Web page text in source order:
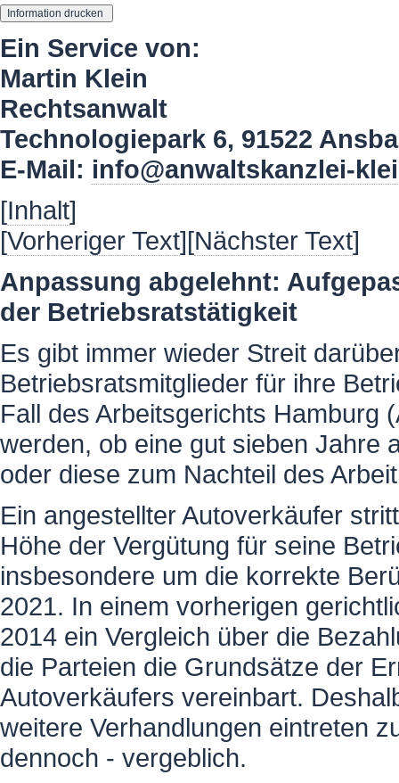
Ein Service von:
Martin Klein
Rechtsanwalt
Technologiepark 6, 91522
E-Mail: info@anwaltskanzlei-
[Inhalt]
[Vorheriger Text][Nächster Text]
Anpassung abgelehnt:
der Betriebsratstätigkeit
Es gibt immer wieder Streit
Betriebsratsmitglieder für ihre
Fall des Arbeitsgerichts Hamburg
werden, ob eine gut sieben Jahre
oder diese zum Nachteil des
Ein angestellter Autoverkäufer
Höhe der Vergütung für seine
insbesondere um die korrekte
2021. In einem vorherigen
2014 ein Vergleich über die
die Parteien die Grundsätze der
Autoverkäufers vereinbart.
weitere Verhandlungen eintreten
dennoch - vergeblich.